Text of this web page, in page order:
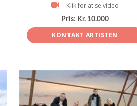
Klik for at se video
Pris: Kr. 10.000
KONTAKT ARTISTEN